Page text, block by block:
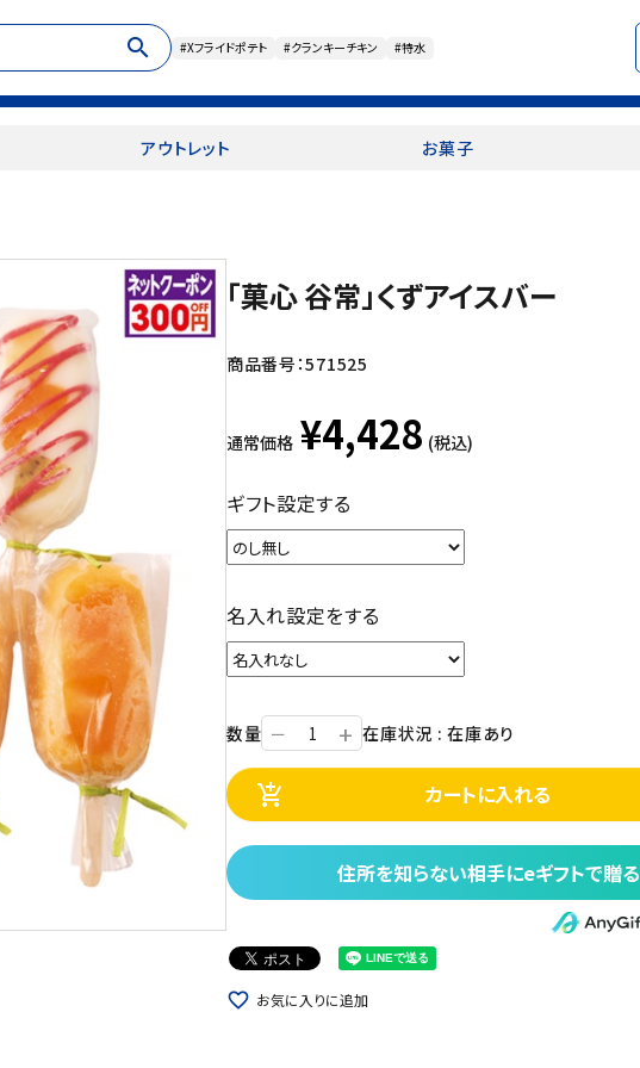
search #Xフライドポテト #クランキーチキン #特水
アウトレット お菓子
「菓心 谷常」くずアイスバー
商品番号：571525
通常価格 ¥4,428 (税込)
ギフト設定する
名入れ設定をする
数量 ー + 在庫状況 : 在庫あり
add_shopping_cart カートに入れる
住所を知らない相手にeギフトで贈る
favorite_border お気に入りに追加